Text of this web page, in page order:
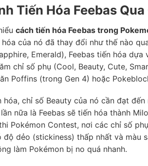
Tiến Hóa Feebas
cách tiến hóa Feebas trong
của nó đã thay đổi như thế nào
Emerald), Feebas tiến hóa
chỉ số phụ (Cool, Beauty, Cute,
Poffins (trong Gen 4) hoặc
hóa, chỉ số Beauty của nó cần đạt
nữa là Feebas sẽ tiến hóa thành
Pokémon Contest, nơi các chỉ số
độ dẻo (stickiness) thấp nhất và màu
làm Pokémon bị no quá nhanh.